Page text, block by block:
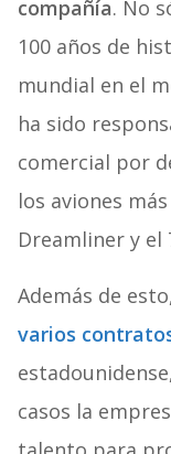
compañía. No
100 años de
mundial en el
ha sido
comercial por
los aviones
Dreamliner y el
Además de
varios
casos la